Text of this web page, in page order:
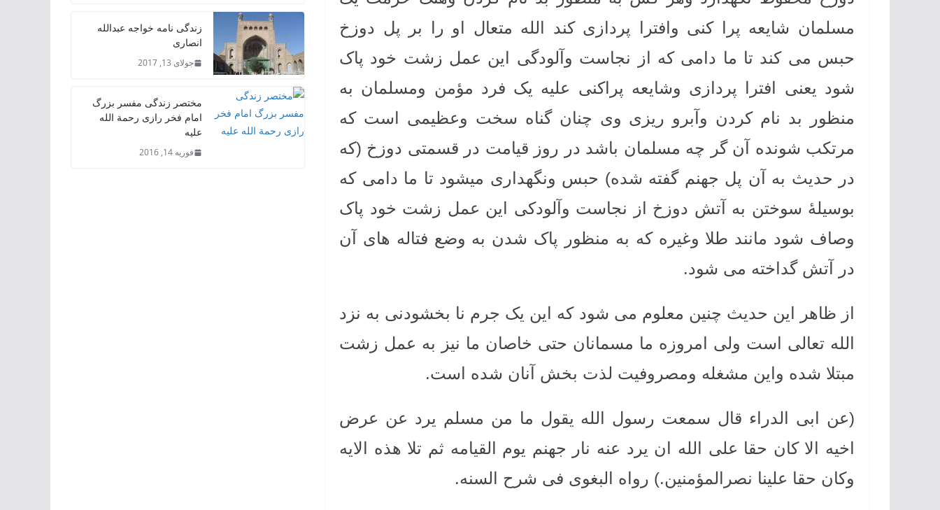
مسلمان شایعه پرا کنی وافترا پردازی کند الله متعال او را بر پل دوزخ
حبس می کند تا ما دامی که از نجاست وآلودگی این عمل زشت خود پاک
شود یعنی افترا پردازی وشایعه پراکنی علیه یک فرد مؤمن ومسلمان به
منظور بد نام کردن وآبرو ریزی وی چنان گناه سخت وعظیمی است که
مرتکب شونده آن گر چه مسلمان باشد در روز قیامت در قسمتی دوزخ (که
در حدیث به آن پل جهنم گفته شده) حبس ونگهداری میشود تا ما دامی که
بوسیلۀ سوختن به آتش دوزخ از نجاست وآلودکی این عمل زشت خود پاک
وصاف شود مانند طلا وغیره که به منظور پاک شدن به وضع فتاله های آن
در آتش گداخته می شود.
از ظاهر این حدیث چنین معلوم می شود که این یک جرم نا بخشودنی به نزد
الله تعالی است ولی امروزه ما مسمانان حتی خاصان ما نیز به عمل زشت
مبتلا شده واین مشغله ومصروفیت لذت بخش آنان شده است.
(عن ابی الدراء قال سمعت رسول الله یقول ما من مسلم یرد عن عرض
اخیه الا کان حقا علی الله ان یرد عنه نار جهنم یوم القیامه ثم تلا هذه الایه
وکان حقا علینا نصرالمؤمنین.) رواه البغوی فی شرح السنه.
زندگی نامه خواجه عبدالله
انصاری
جولای 13, 2017
مختصر زندگی مفسر بزرگ
امام فخر رازی رحمة الله
علیه
فوریه 14, 2016